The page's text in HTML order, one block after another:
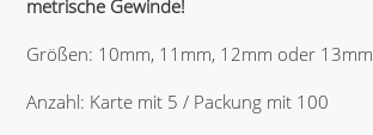
metrische Gewinde!
Größen: 10mm, 11mm, 12mm oder 13mm
Anzahl: Karte mit 5 / Packung mit 100